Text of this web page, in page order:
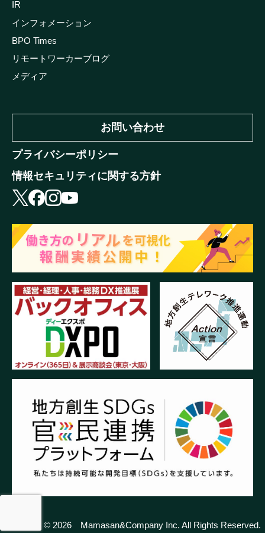
IR
インフォメーション
BPO Times
リモートワーカーブログ
メディア
お問い合わせ
プライバシーポリシー
情報セキュリティに関する方針
X facebookinstagram
Copyright © 2026 Mamasan&Company Inc. All Rights Reserved.